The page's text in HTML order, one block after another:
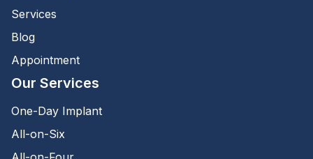
Services
Blog
Appointment
Our Services
One-Day Implant
All-on-Six